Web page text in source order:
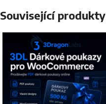
Související produkty